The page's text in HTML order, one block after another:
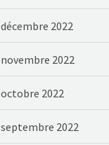
décembre 2022
novembre 2022
octobre 2022
septembre 2022